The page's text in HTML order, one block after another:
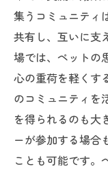
集うコミュニティ
共有し、互いに支
場では、ペットの
心の重荷を軽くす
のコミュニティを
を得られるのも大
ーが参加する場合
ことも可能です。